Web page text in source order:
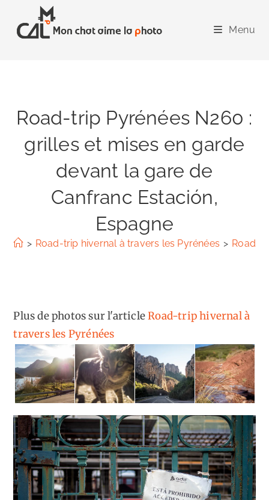
content
Menu
Road-trip Pyrénées N260 :
grilles et mises en garde
devant la gare de
Canfranc Estación,
Espagne
> Road-trip hivernal à travers les Pyrénées > Road-
Plus de photos sur l'articleRoad-trip hivernal à
travers les Pyrénées